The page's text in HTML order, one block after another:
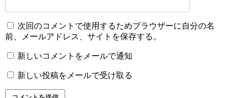
次回のコメントで使用するためブラウザーに自分の名
前、メールアドレス、サイトを保存する。
新しいコメントをメールで通知
新しい投稿をメールで受け取る